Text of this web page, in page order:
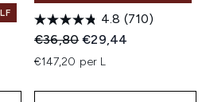
4.8 (710)
Recommended Retail Price:
€36,80Huidige prijs:
€29,44
€147,20 per L